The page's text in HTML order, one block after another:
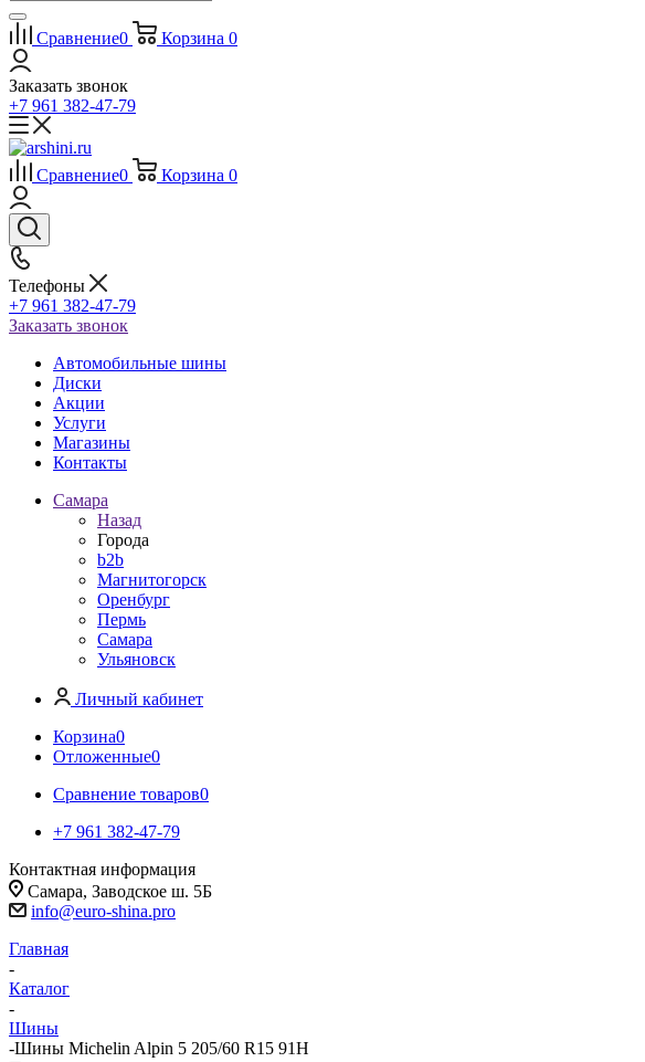
Сравнение0 Корзина 0
Заказать звонок
+7 961 382-47-79
Сравнение0 Корзина 0
Телефоны
+7 961 382-47-79
Заказать звонок
Автомобильные шины
Диски
Акции
Услуги
Магазины
Контакты
Самара
Назад
Города
b2b
Магнитогорск
Оренбург
Пермь
Самара
Ульяновск
Личный кабинет
Корзина0
Отложенные0
Сравнение товаров0
+7 961 382-47-79
Контактная информация
Самара, Заводское ш. 5Б
info@euro-shina.pro
Главная
-
Каталог
-
Шины
-Шины Michelin Alpin 5 205/60 R15 91H